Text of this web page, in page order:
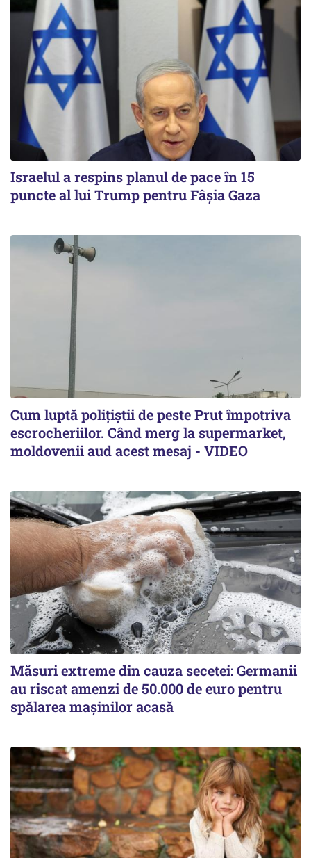
Israelul a respins planul de pace în 15
puncte al lui Trump pentru Fâșia Gaza
Cum luptă polițiștii de peste Prut împotriva
escrocheriilor. Când merg la supermarket,
moldovenii aud acest mesaj - VIDEO
Măsuri extreme din cauza secetei: Germanii
au riscat amenzi de 50.000 de euro pentru
spălarea mașinilor acasă